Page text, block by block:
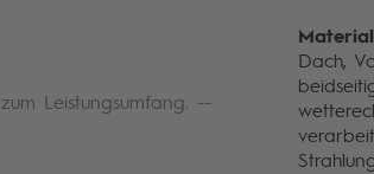
Leistungsumfang. --
Dach,